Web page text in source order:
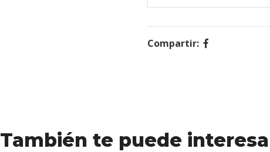
Compartir:
También te puede